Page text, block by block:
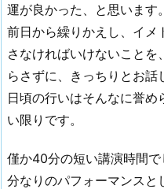
運が良かった、と思います。
前日から繰りかえし、イメ
さなければいけないこと
らさずに、きっちりとお話
日頃の行いはそんなに誉
い限りです。
僅か40分の短い講演時間
分なりのパフォーマンスと